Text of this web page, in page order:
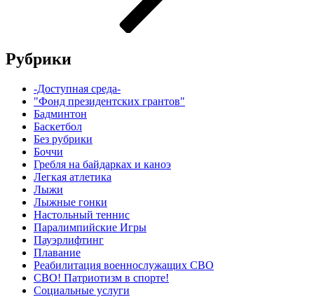
Рубрики
-Доступная среда-
"Фонд президентских грантов"
Бадминтон
Баскетбол
Без рубрики
Боччи
Гребля на байдарках и каноэ
Легкая атлетика
Лыжи
Лыжные гонки
Настольный теннис
Паралимпийские Игры
Пауэрлифтинг
Плавание
Реабилитация военнослужащих СВО
СВО! Патриотизм в спорте!
Социальные услуги